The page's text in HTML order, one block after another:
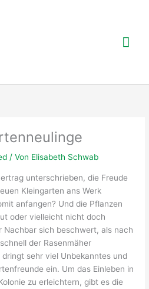
/ Von Elisabeth Schwab
unterschrieben, die Freude
Kleingarten ans Werk
anfangen? Und die Pflanzen
oder vielleicht nicht doch
Nachbar sich beschwert, als nach
der Rasenmäher
sehr viel Unbekanntes und
ein. Um das Einleben in
zu erleichtern, gibt es die